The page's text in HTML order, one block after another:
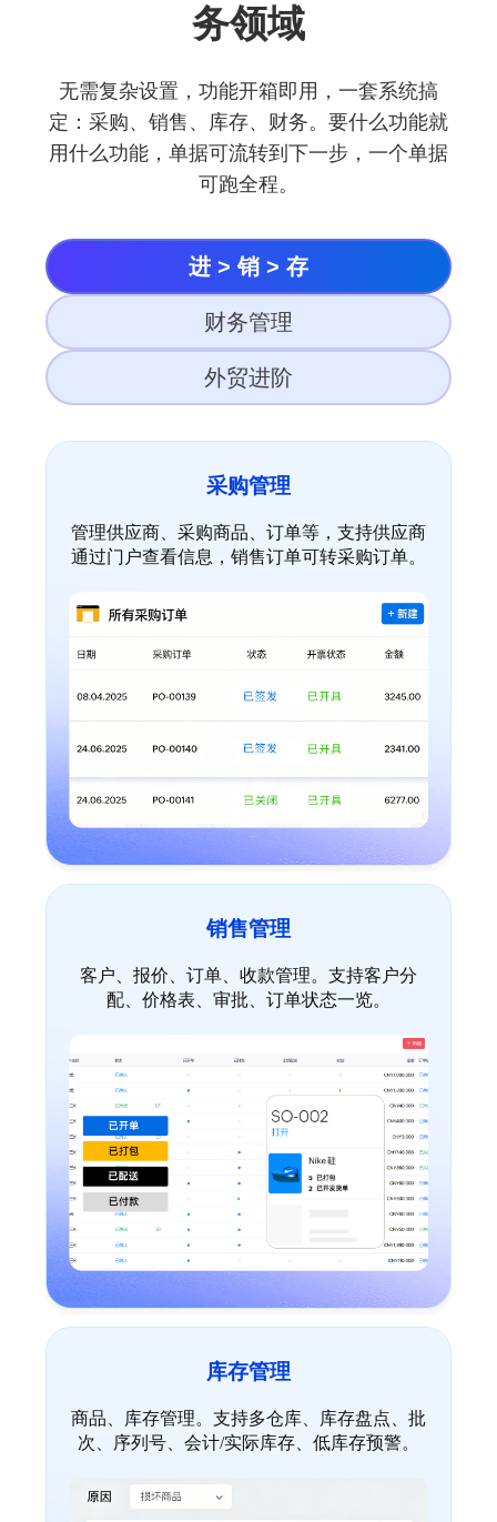
务领域
无需复杂设置，功能开箱即用，一套系统搞
定：采购、销售、库存、财务。要什么功能就
用什么功能，单据可流转到下一步，一个单据
可跑全程。
进 > 销 > 存
财务管理
外贸进阶
采购管理
管理供应商、采购商品、订单等，支持供应商
通过门户查看信息，销售订单可转采购订单。
销售管理
客户、报价、订单、收款管理。支持客户分
配、价格表、审批、订单状态一览。
库存管理
商品、库存管理。支持多仓库、库存盘点、批
次、序列号、会计/实际库存、低库存预警。